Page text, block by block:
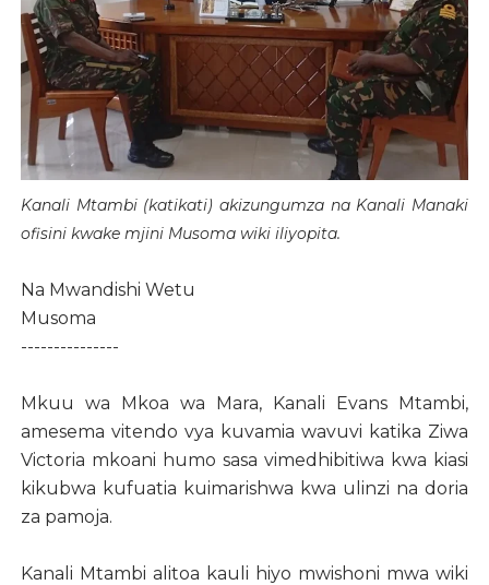
Kanali Mtambi (katikati) akizungumza na Kanali Manaki
ofisini kwake mjini Musoma wiki iliyopita.
Na Mwandishi Wetu
Musoma
---------------
Mkuu wa Mkoa wa Mara, Kanali Evans Mtambi,
amesema vitendo vya kuvamia wavuvi katika Ziwa
Victoria mkoani humo sasa vimedhibitiwa kwa kiasi
kikubwa kufuatia kuimarishwa kwa ulinzi na doria
za pamoja.
Kanali Mtambi alitoa kauli hiyo mwishoni mwa wiki